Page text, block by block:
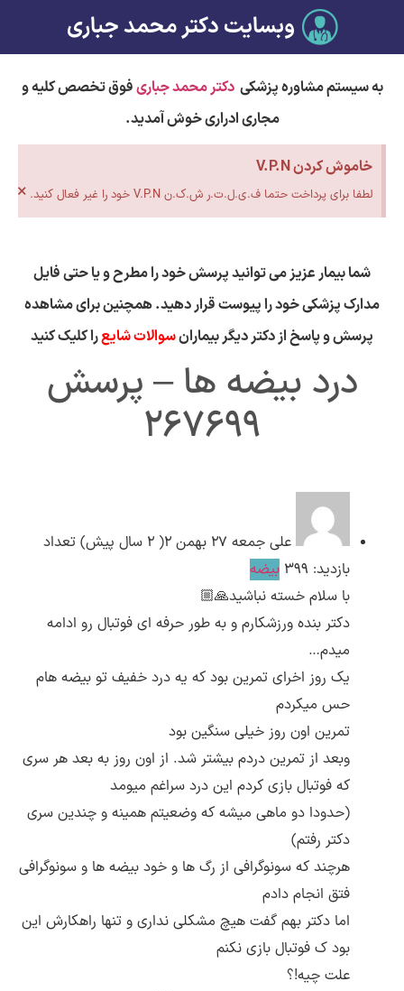
وبسایت دکتر محمد جباری
به سیستم مشاوره پزشکیدکتر محمد جباریفوق تخصص کلیه و
مجاری ادراری خوش آمدید.
خاموش کردن V.P.N
لطفا برای پرداخت حتما ف.ی.ل.ت.ر ش.ک.ن V.P.N خود را غیر فعال کنید. ×
شما بیمار عزیز می توانید پرسش خود را مطرح و یا حتی فایل
مدارک پزشکی خود را پیوست قرار دهید. همچنین برای مشاهده
پرسش و پاسخ از دکتر دیگر بیمارانسوالات شایعرا کلیک کنید
درد بیضه ها – پرسش
267699
علی جمعه ۲۷ بهمن ۲( 2 سال پیش)
تعداد
بازدید: 399
بیضه
با سلام خسته نباشید🙏🏼
دکتر بنده ورزشکارم و به طور حرفه ای فوتبال رو ادامه
میدم…
یک روز اخرای تمرین بود که یه درد خفیف تو بیضه هام
حس میکردم
تمرین اون روز خیلی سنگین بود
وبعد از تمرین دردم بیشتر شد. از اون روز به بعد هر سری
که فوتبال بازی کردم این درد سراغم میومد
(حدودا دو ماهی میشه که وضعیتم همینه و چندین سری
دکتر رفتم)
هرچند که سونوگرافی از رگ ها و خود بیضه ها و سونوگرافی
فتق انجام دادم
اما دکتر بهم گفت هیچ مشکلی نداری و تنها راهکارش این
بود ک فوتبال بازی نکنم
علت چیه!؟